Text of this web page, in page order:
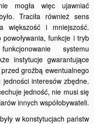
mogła więc ujawniać
Traciła również sens
większość i mniejszość.
funkcje i tryb
systemu
instytucje gwarantujące
groźbą ewentualnego
interesów zbędne.
jedność, nie musi się
innych współobywateli.
w konstytucjach państw